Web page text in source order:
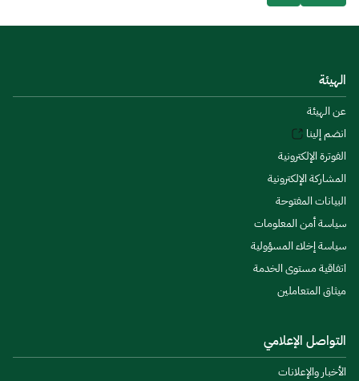
الهيئة
عن الهيئة
انضم إلينا
الفوترة الإلكترونية
المشاركة الإلكترونية
البيانات المفتوحة
سياسة أمن المعلومات
سياسة إخلاء المسؤولية
اتفاقية مستوى الخدمة
ميثاق المتعاملين
التواصل الإعلامي
الأخبار والإعلانات